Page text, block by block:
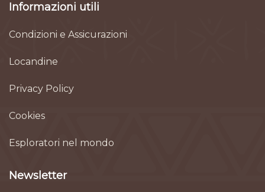
Informazioni utili
Condizioni e Assicurazioni
Locandine
Privacy Policy
Cookies
Esploratori nel mondo
Newsletter